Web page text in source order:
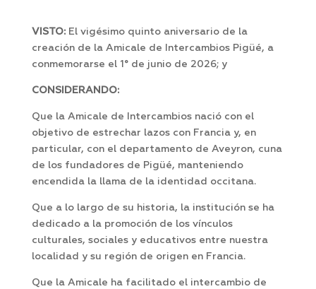
VISTO:El vigésimo quinto aniversario de la
creación de la Amicale de Intercambios Pigüé, a
conmemorarse el 1° de junio de 2026; y
CONSIDERANDO:
Que la Amicale de Intercambios nació con el
objetivo de estrechar lazos con Francia y, en
particular, con el departamento de Aveyron, cuna
de los fundadores de Pigüé, manteniendo
encendida la llama de la identidad occitana.
Que a lo largo de su historia, la institución se ha
dedicado a la promoción de los vínculos
culturales, sociales y educativos entre nuestra
localidad y su región de origen en Francia.
Que la Amicale ha facilitado el intercambio de